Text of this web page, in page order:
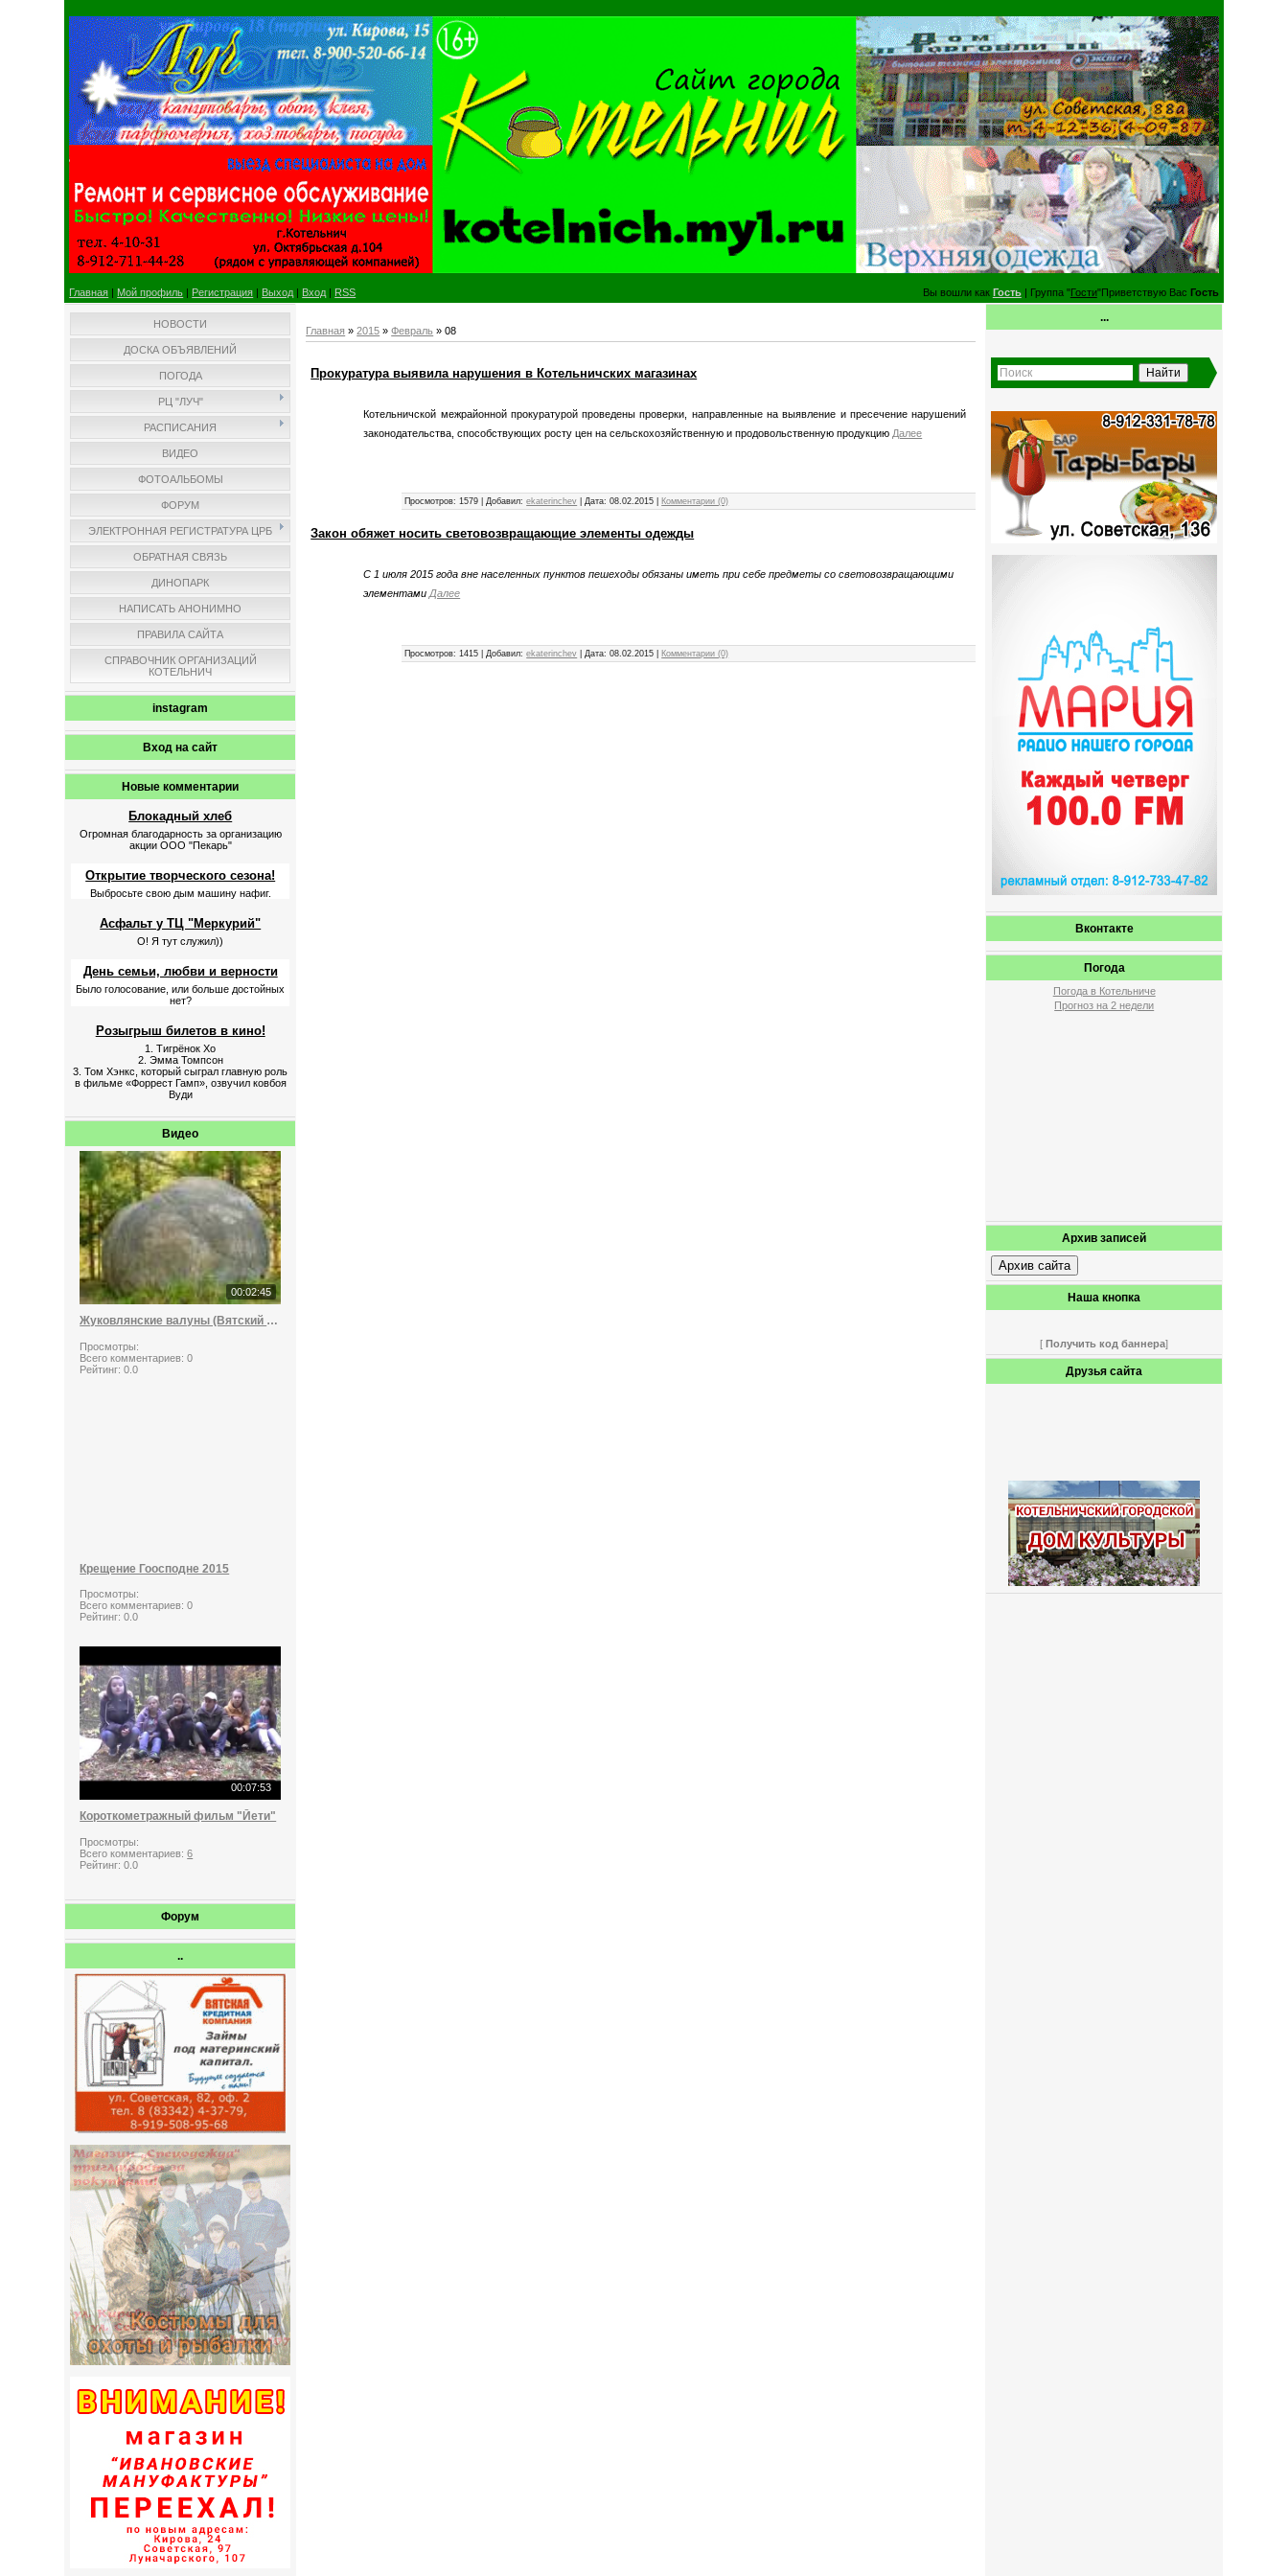
Главная | Мой профиль | Регистрация | Выход | Вход | RSS Вы вошли как Гость| Группа "Гости"Приветствую Вас Гость
НОВОСТИ
ДОСКА ОБЪЯВЛЕНИЙ
ПОГОДА
РЦ "ЛУЧ"
РАСПИСАНИЯ
ВИДЕО
ФОТОАЛЬБОМЫ
ФОРУМ
ЭЛЕКТРОННАЯ РЕГИСТРАТУРА ЦРБ
ОБРАТНАЯ СВЯЗЬ
ДИНОПАРК
НАПИСАТЬ АНОНИМНО
ПРАВИЛА САЙТА
СПРАВОЧНИК ОРГАНИЗАЦИЙ
КОТЕЛЬНИЧ
instagram
Вход на сайт
Новые комментарии
Блокадный хлеб
Огромная благодарность за организацию
акции ООО "Пекарь"
Открытие творческого сезона!
Выбросьте свою дым машину нафиг.
Асфальт у ТЦ "Меркурий"
О! Я тут служил))
День семьи, любви и верности
Было голосование, или больше достойных
нет?
Розыгрыш билетов в кино!
1. Тигрёнок Хо
2. Эмма Томпсон
3. Том Хэнкс, который сыграл главную роль
в фильме «Форрест Гамп», озвучил ковбоя
Вуди
Видео
00:02:45
Жуковлянские валуны (Вятский стоунхендж)
Просмотры:
Всего комментариев:0
Рейтинг:0.0
Крещение Гоосподне 2015
Просмотры:
Всего комментариев:0
Рейтинг:0.0
00:07:53
Короткометражный фильм "Йети"
Просмотры:
Всего комментариев:6
Рейтинг:0.0
Форум
..
Главная »2015 » Февраль » 08
Прокуратура выявила нарушения в Котельничских магазинах
Котельничской межрайонной прокуратурой проведены проверки, направленные на выявление и пресечение нарушений
законодательства, способствующих росту цен на сельскохозяйственную и продовольственную продукциюДалее
Просмотров: 1579 | Добавил:ekaterinchev | Дата:08.02.2015 Комментарии (0)
Закон обяжет носить световозвращающие элементы одежды
С 1 июля 2015 года вне населенных пунктов пешеходы обязаны иметь при себе предметы со световозвращающими
элементамиДалее
Просмотров: 1415 | Добавил:ekaterinchev | Дата:08.02.2015 Комментарии (0)
...
Вконтакте
Погода
Погода в Котельниче
Прогноз на 2 недели
Архив записей
Архив сайта
Наша кнопка
[ Получить код баннера]
Друзья сайта